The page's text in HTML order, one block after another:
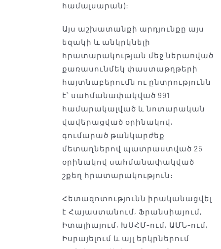
համալսարան):
Այս աշխատանքի արդյունքը այս
եզակի և անկրկնելի
հրատարակության մեջ ներառված
քառասունմեկ փաստաթղթերի
հայտնաբերումն ու ընտրությունն
է՝ սահմանափակված 991
համարակալված և նոտարական
վավերացված օրինակով,
գումարած թանկարժեք
մետաղներով պատրաստված 25
օրինակով սահմանափակված
շքեղ հրատարակություն։
Հետազոտությունն իրականացվել
է Հայաստանում, Ֆրանսիայում,
Իտալիայում, ԽՍՀՄ-ում, ԱՄՆ-ում,
Իսրայելում և այլ երկրներում